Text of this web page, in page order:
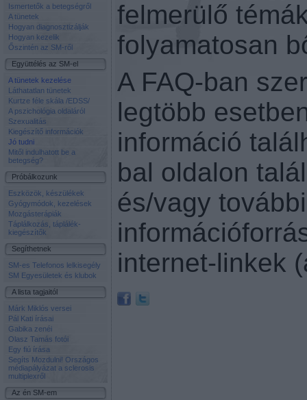
Ismertetők a betegségről
A tünetek
Hogyan diagnosztizálják
Hogyan kezelik
Őszintén az SM-ről
Együttélés az SM-el
A tünetek kezelése
Láthatatlan tünetek
Kurtze féle skála /EDSS/
A pszichológia oldaláról
Szexualitás
Kiegészítő információk
Jó tudni
Mitől indulhatott be a
betegség?
Próbálkozunk
Eszközök, készülékek
Gyógymódok, kezelések
Mozgásterápiák
Táplálkozás, táplálék-
kiegészítők
Segíthetnek
SM-es Telefonos lelkisegély
SM Egyesületek és klubok
A lista tagjaitól
Márk Miklós versei
Pál Kati írásai
Gabika zenéi
Olasz Tamás fotói
Egy fiú írása
Segíts Mozdulni! Országos
médiapályázat a sclerosis
multiplexről
Az én SM-em
felmerülő
folyamatosan
A FAQ-ban
legtöbb
információ
bal oldalon
és/vagy további
internet-linkek